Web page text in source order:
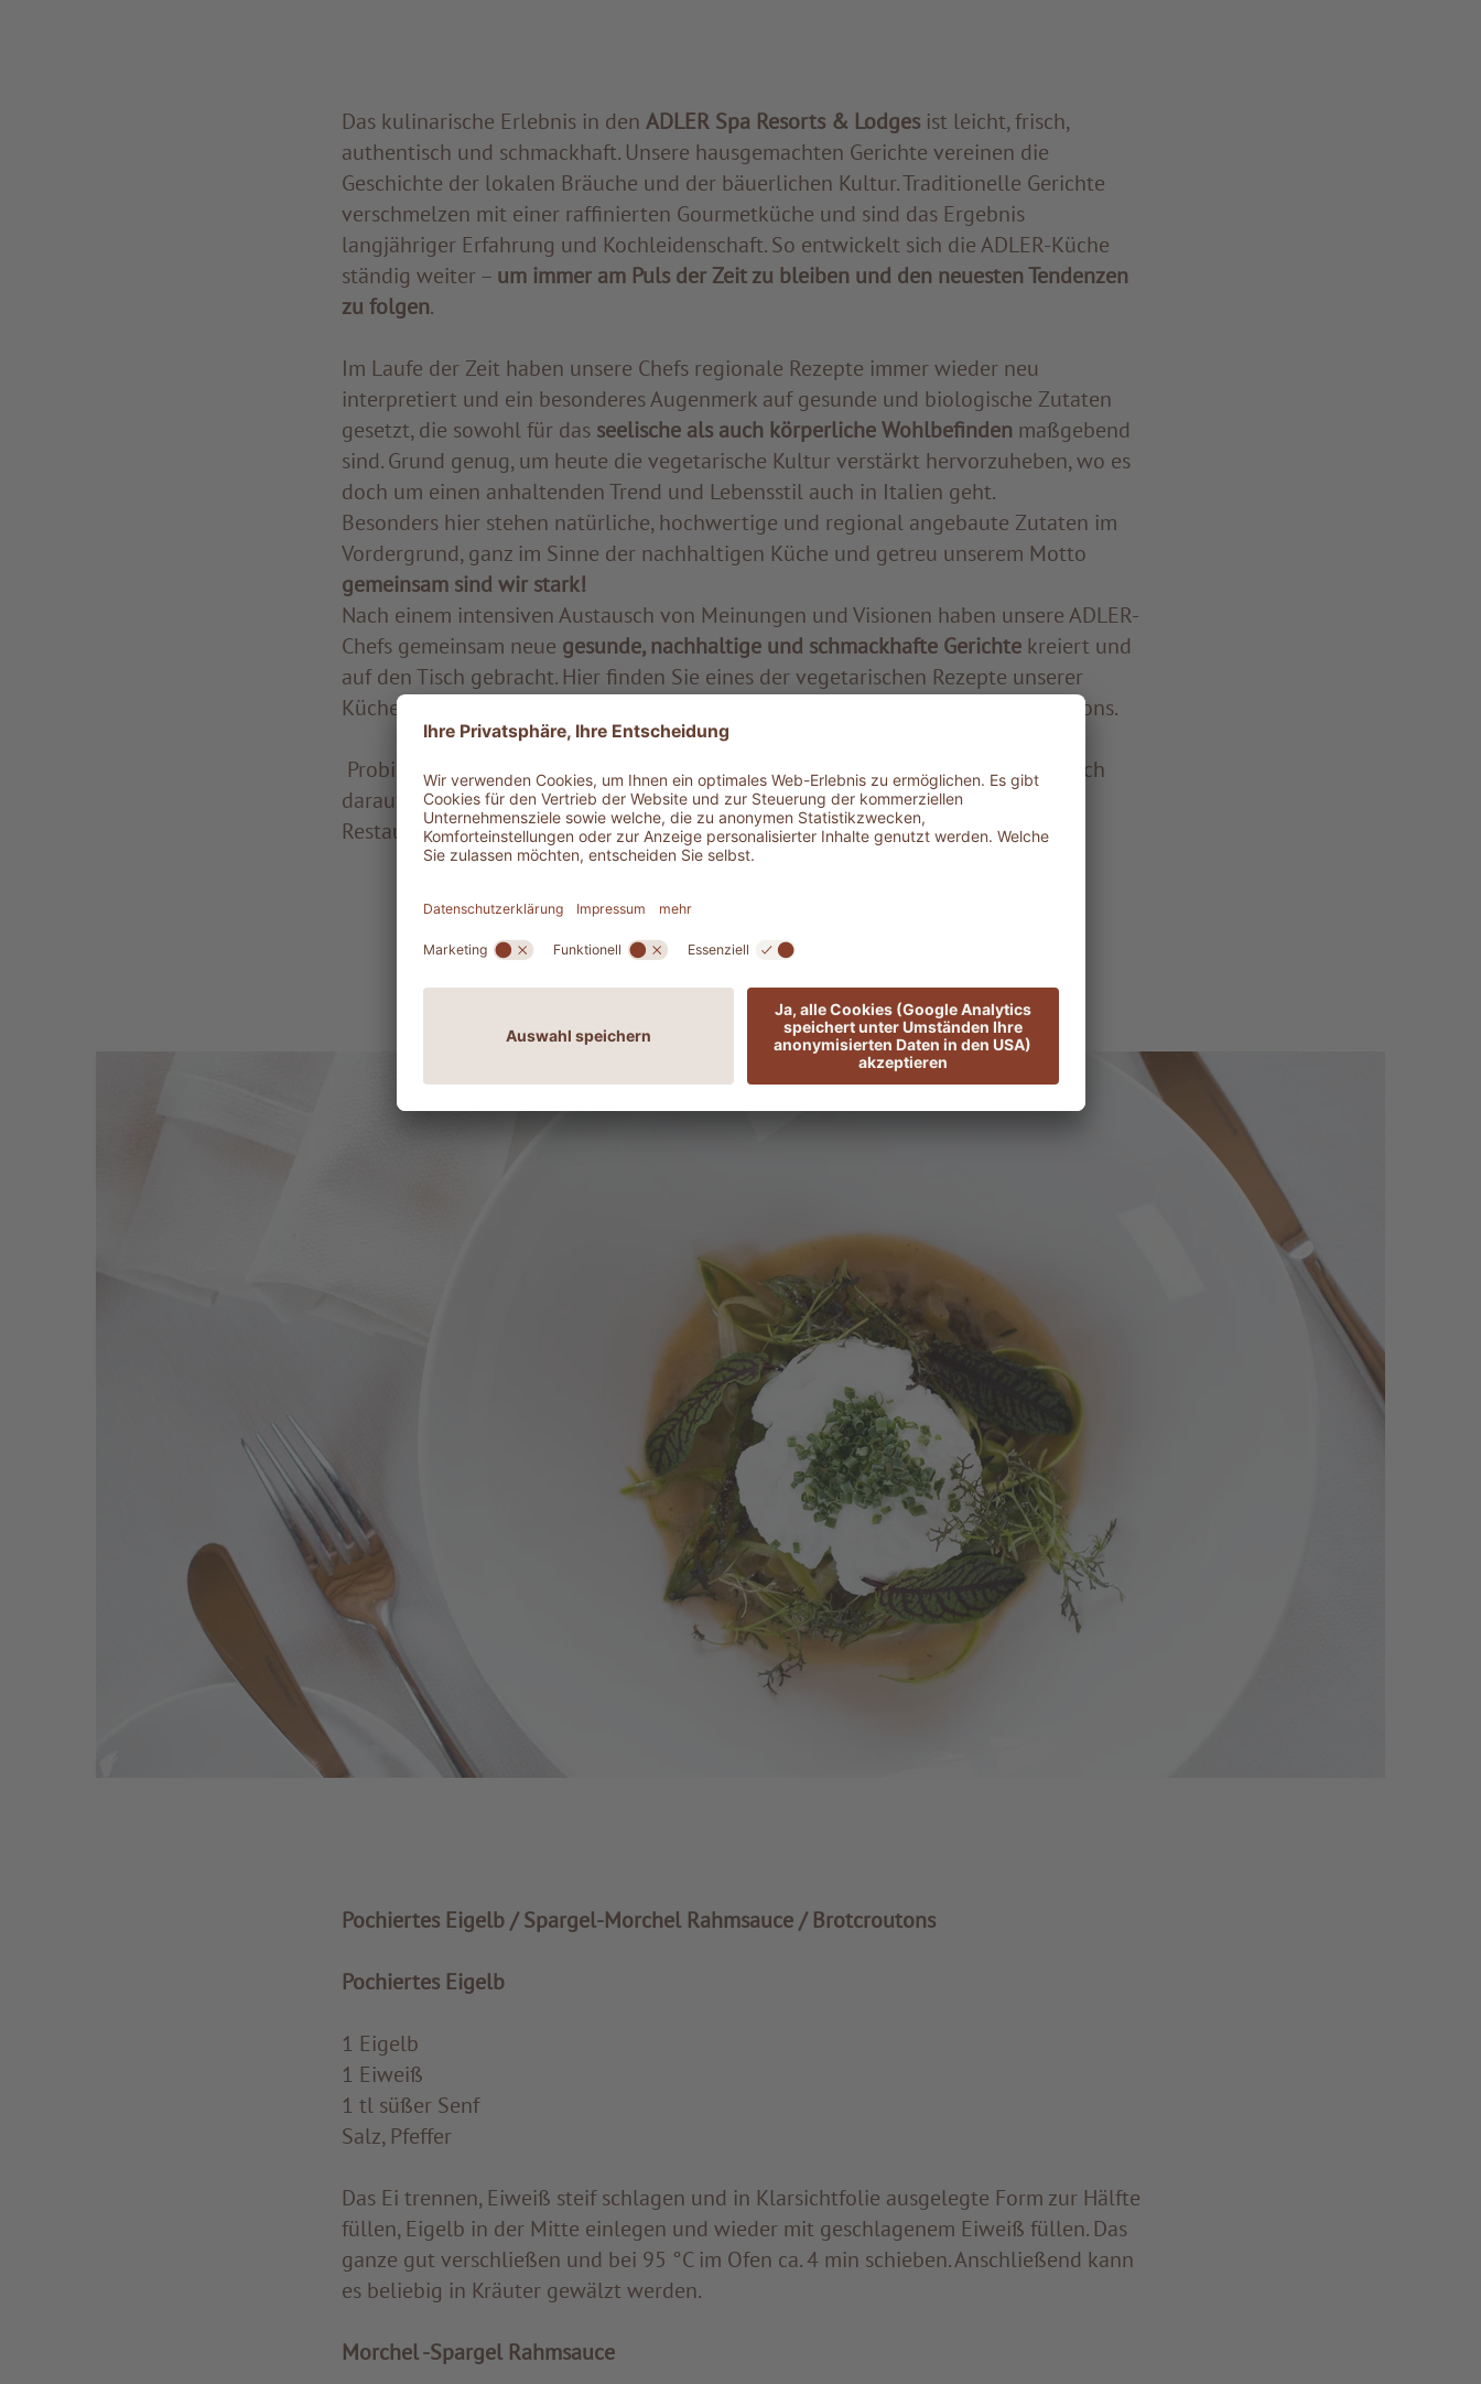
Das kulinarische Erlebnis in den ADLER Spa Resorts & Lodges ist leicht, frisch,
authentisch und schmackhaft. Unsere hausgemachten Gerichte vereinen die
Geschichte der lokalen Bräuche und der bäuerlichen Kultur. Traditionelle Gerichte
verschmelzen mit einer raffinierten Gourmetküche und sind das Ergebnis
langjähriger Erfahrung und Kochleidenschaft. So entwickelt sich die ADLER-Küche
ständig weiter – um immer am Puls der Zeit zu bleiben und den neuesten Tendenzen
zu folgen.
Im Laufe der Zeit haben unsere Chefs regionale Rezepte immer wieder neu
interpretiert und ein besonderes Augenmerk auf gesunde und biologische Zutaten
gesetzt, die sowohl für das seelische als auch körperliche Wohlbefinden maßgebend
sind. Grund genug, um heute die vegetarische Kultur verstärkt hervorzuheben, wo es
doch um einen anhaltenden Trend und Lebensstil auch in Italien geht.
Besonders hier stehen natürliche, hochwertige und regional angebaute Zutaten im
Vordergrund, ganz im Sinne der nachhaltigen Küche und getreu unserem Motto
gemeinsam sind wir stark!
Nach einem intensiven Austausch von Meinungen und Visionen haben unsere ADLER-
Chefs gemeinsam neue gesunde, nachhaltige und schmackhafte Gerichtekreiert und
auf den Tisch gebracht. Hier finden Sie eines der vegetarischen Rezepte unserer
Küchenchefs – Pochiertes Eigelb in Spargel-Morchel Rahmsauce und Brotcroutons.
Probieren Sie es in wenigen einfachen Schritten zu Hause aus und freuen Sie sich
darauf, diese Köstlichkeit bei Ihrem nächsten Aufenthalt in unseren ADLER-
Restaurants zu genießen.
Pochiertes Eigelb / Spargel-Morchel Rahmsauce / Brotcroutons
Pochiertes Eigelb
1 Eigelb
1 Eiweiß
1 tl süßer Senf
Salz, Pfeffer
Das Ei trennen, Eiweiß steif schlagen und in Klarsichtfolie ausgelegte Form zur Hälfte
füllen, Eigelb in der Mitte einlegen und wieder mit geschlagenem Eiweiß füllen. Das
ganze gut verschließen und bei 95 °C im Ofen ca. 4 min schieben. Anschließend kann
es beliebig in Kräuter gewälzt werden.
Morchel -Spargel Rahmsauce